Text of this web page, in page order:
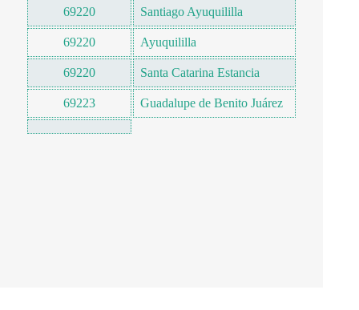
69220 Santiago Ayuquililla
69220 Ayuquililla
69220 Santa Catarina Estancia
69223 Guadalupe de Benito Juárez